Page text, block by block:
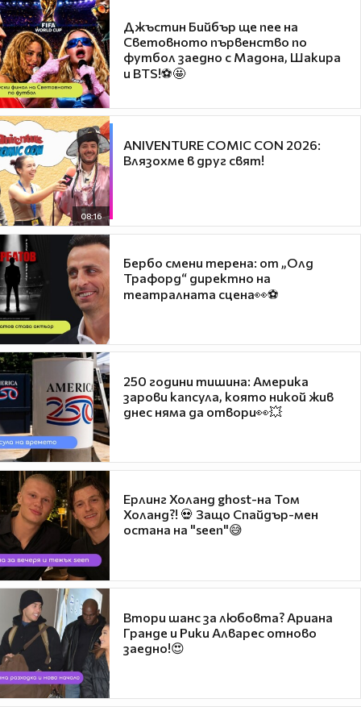
Джъстин Бийбър ще пее на
Световното първенство по
футбол заедно с Мадона, Шакира
и BTS!⚽🤩
08:16
ANIVENTURE COMIC CON 2026:
Влязохме в друг свят!
Бербо смени терена: от „Олд
Трафорд“ директно на
театралната сцена👀⚽
250 години тишина: Америка
зарови капсула, която никой жив
днес няма да отвори👀💥
Ерлинг Холанд ghost-на Том
Холанд?! 💀 Защо Спайдър-мен
остана на "seen"😅
Втори шанс за любовта? Ариана
Гранде и Рики Алварес отново
заедно!😍